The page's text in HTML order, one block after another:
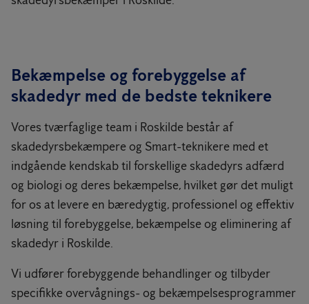
Bekæmpelse og forebyggelse af
skadedyr med de bedste teknikere
Vores tværfaglige team i Roskilde består af
skadedyrsbekæmpere og Smart-teknikere med et
indgående kendskab til forskellige skadedyrs adfærd
og biologi og deres bekæmpelse, hvilket gør det muligt
for os at levere en bæredygtig, professionel og effektiv
løsning til forebyggelse, bekæmpelse og eliminering af
skadedyr i Roskilde.
Vi udfører forebyggende behandlinger og tilbyder
specifikke overvågnings- og bekæmpelsesprogrammer